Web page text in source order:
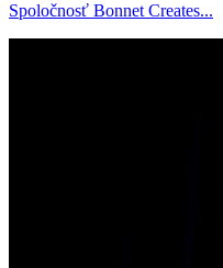
Spoločnosť Bonnet Creates...